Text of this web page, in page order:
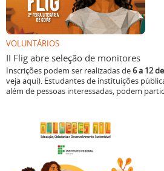
VOLUNTÁRIOS
II Flig abre seleção de monitores
Inscrições podem ser realizadas de6 a 12
veja aqui). Estudantes de instituições
além de pessoas interessadas, podem